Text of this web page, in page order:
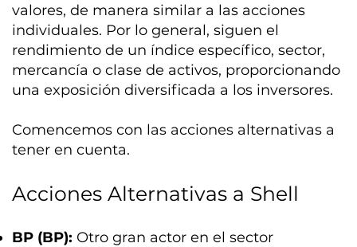
valores, de manera similar a las acciones
individuales. Por lo general, siguen el
rendimiento de un índice específico, sector,
mercancía o clase de activos, proporcionando
una exposición diversificada a los inversores.
Comencemos con las acciones alternativas a
tener en cuenta.
Acciones Alternativas a Shell
BP (BP): Otro gran actor en el sector